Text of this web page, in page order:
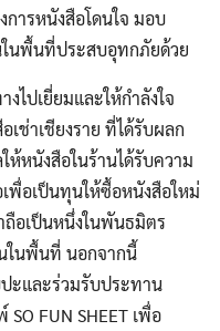
ารหนังสือโดนใจ มอบ
นพื้นที่ประสบอุทกภัยด้วย
งไปเยี่ยมและให้กำลังใจ
เช่าเชียงราย ที่ได้รับผลก
หนังสือในร้านได้รับความ
พื่อเป็นทุนให้ซื้อหนังสือใหม่
ถือเป็นหนึ่งในพันธมิตร
ในพื้นที่ นอกจากนี้
ปะและร่วมรับประทาน
FUN SHEET เพื่อ